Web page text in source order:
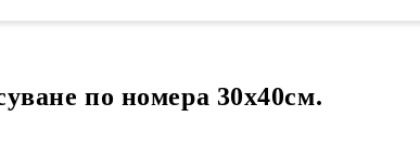
по номера 30х40см.